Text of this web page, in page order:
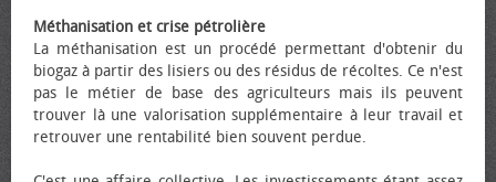
Méthanisation et crise pétrolière
La méthanisation est un procédé permettant d'obtenir du
biogaz à partir des lisiers ou des résidus de récoltes. Ce n'est
pas le métier de base des agriculteurs mais ils peuvent
trouver là une valorisation supplémentaire à leur travail et
retrouver une rentabilité bien souvent perdue.